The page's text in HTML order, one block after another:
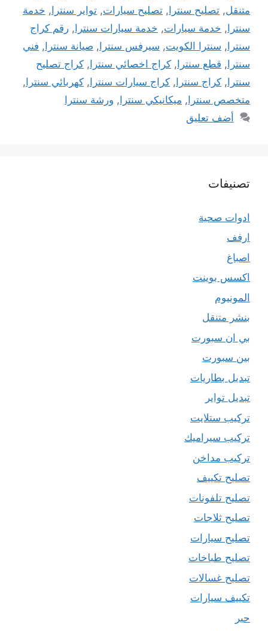
متنقل, تصليح سنترا, تصليح سيارات, تواير سنترا, خدمة
سنترا, خدمة سيارات, خدمة سيارات سنترا, رقم كراج
سنترا, سنترا الكويت, سيرفس سنترا, صيانة سنترا, فني
سنترا, قطع سنترا, كراج اخصائي سنترا, كراج تصليح
سنترا, كراج سنترا, كراج سيارات سنترا, كهربائي سنترا,
متخصص سنترا, ميكانيكي سنترا, ورشة سنترا
أضف تعليق
تصنيفات
ادوات صحية
ارفف
اصباغ
اكسس بوينت
المونيوم
بنشر متنقل
بي ان سبورت
بين سبورت
تبديل بطاريات
تبديل تواير
تركيب ستلايت
تركيب سيراميك
تركيب مداخن
تصليح تكييف
تصليح تلفونات
تصليح ثلاجات
تصليح سيارات
تصليح طباخات
تصليح غسالات
تكييف سيارات
حبر